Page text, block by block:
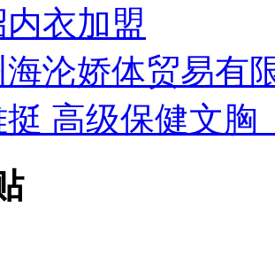
衣加盟
海沦娇体贸易有
高级保健文胸